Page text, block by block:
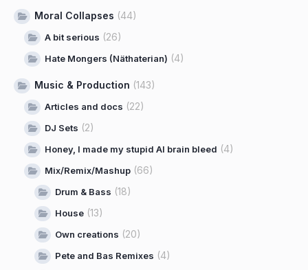
Moral Collapses (44)
A bit serious (26)
Hate Mongers (Näthaterian) (4)
Music & Production (143)
Articles and docs (22)
DJ Sets (2)
Honey, I made my stupid AI brain bleed (4)
Mix/Remix/Mashup (66)
Drum & Bass (18)
House (13)
Own creations (20)
Pete and Bas Remixes (4)